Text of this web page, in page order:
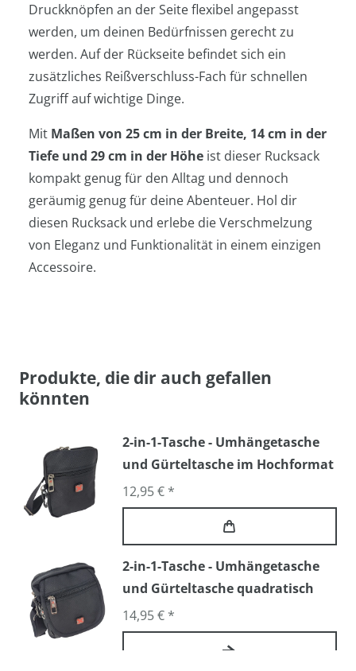
Druckknöpfen an der Seite flexibel angepasst
werden, um deinen Bedürfnissen gerecht zu
werden. Auf der Rückseite befindet sich ein
zusätzliches Reißverschluss-Fach für schnellen
Zugriff auf wichtige Dinge.
Mit Maßen von 25 cm in der Breite, 14 cm in der
Tiefe und 29 cm in der Höhe ist dieser Rucksack
kompakt genug für den Alltag und dennoch
geräumig genug für deine Abenteuer. Hol dir
diesen Rucksack und erlebe die Verschmelzung
von Eleganz und Funktionalität in einem einzigen
Accessoire.
Produkte, die dir auch gefallen
könnten
2-in-1-Tasche - Umhängetasche
und Gürteltasche im Hochformat
12,95 € *
2-in-1-Tasche - Umhängetasche
und Gürteltasche quadratisch
14,95 € *